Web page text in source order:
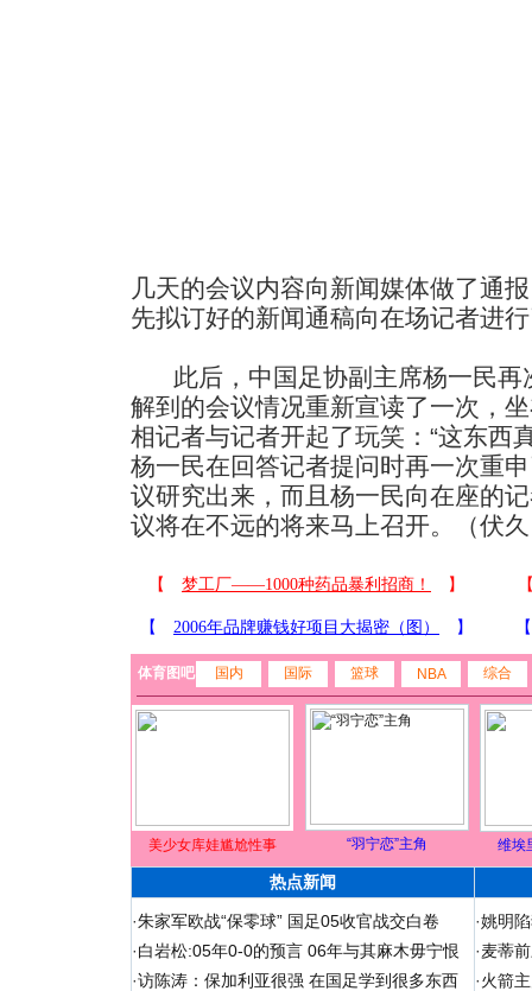
几天的会议内容向新闻媒体做了通
先拟订好的新闻通稿向在场记者进
此后，中国足协副主席杨一民再
解到的会议情况重新宣读了一次，
相记者与记者开起了玩笑：“这东西
杨一民在回答记者提问时再一次重
议研究出来，而且杨一民向在座的
议将在不远的将来马上召开。（伏
体育图吧 国内 国际 篮球 NBA 综合
美少女库娃尴尬性事 “羽宁恋”主角 维埃
热点新闻
·朱家军欧战“保零球” 国足05收官战交白卷
·白岩松:05年0-0的预言 06年与其麻木毋宁恨
·访陈涛：保加利亚很强 在国足学到很多东西
·姚明
·麦蒂
·火箭